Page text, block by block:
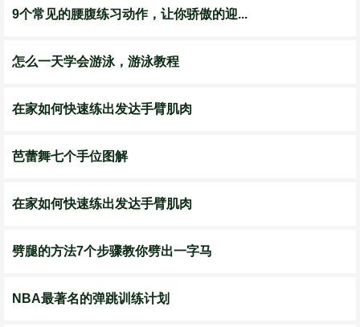
9个常见的腰腹练习动作，让你骄傲的迎...
怎么一天学会游泳，游泳教程
在家如何快速练出发达手臂肌肉
芭蕾舞七个手位图解
在家如何快速练出发达手臂肌肉
劈腿的方法7个步骤教你劈出一字马
NBA最著名的弹跳训练计划